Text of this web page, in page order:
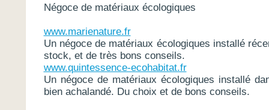
Négoce de matériaux écologiques
www.marienature.fr
Un négoce de matériaux écologiques installé
stock, et de très bons conseils.
www.quintessence-ecohabitat.fr
Un négoce de matériaux écologiques installé
bien achalandé. Du choix et de bons conseils.